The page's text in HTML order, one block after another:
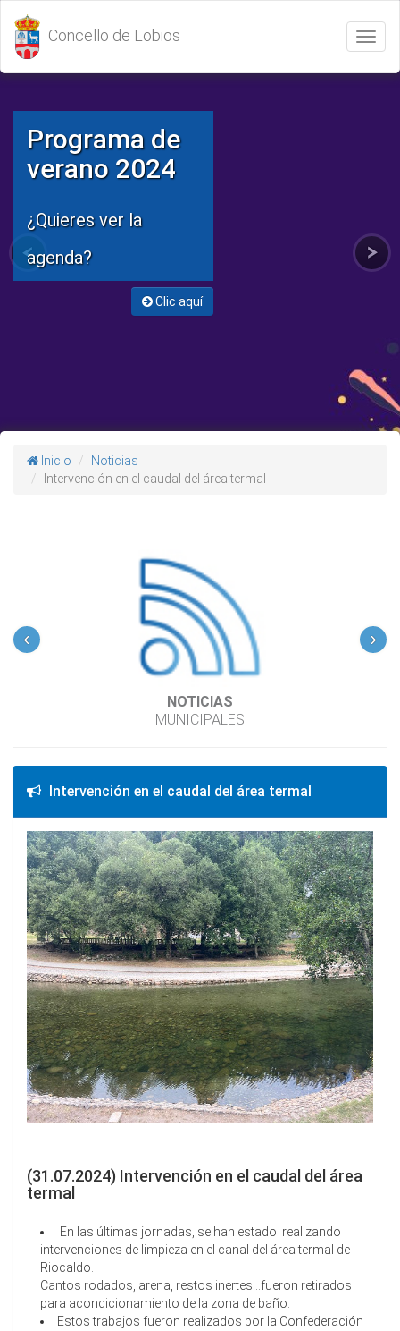
Abrir
/
Cerrar
Concello de Lobios
Programa de
verano 2024
¿Quieres ver la
agenda?
Clic aquí
Inicio
Noticias
Intervención en el caudal del área termal
NOTICIAS
MUNICIPALES
‹ ›
Intervención en el caudal del área termal
(31.07.2024) Intervención en el caudal del área
termal
En las últimas jornadas, se han estado realizando
intervenciones de limpieza en el canal del área termal de
Riocaldo.
Cantos rodados, arena, restos inertes...fueron retirados
para acondicionamiento de la zona de baño.
Estos trabajos fueron realizados por la Confederación